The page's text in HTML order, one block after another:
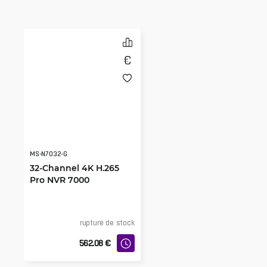
MS-N7032-G
32-Channel 4K H.265
Pro NVR 7000
rupture de stock
562.08 €